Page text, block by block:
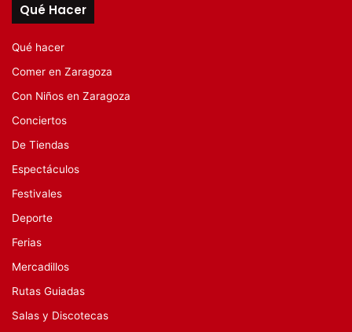
Qué Hacer
Qué hacer
Comer en Zaragoza
Con Niños en Zaragoza
Conciertos
De Tiendas
Espectáculos
Festivales
Deporte
Ferias
Mercadillos
Rutas Guiadas
Salas y Discotecas